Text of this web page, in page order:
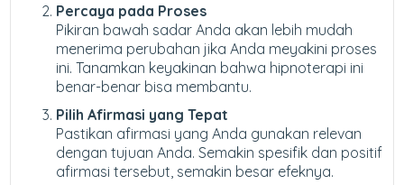
Percaya pada Proses
Pikiran bawah sadar Anda akan lebih mudah
menerima perubahan jika Anda meyakini proses
ini. Tanamkan keyakinan bahwa hipnoterapi ini
benar-benar bisa membantu.
Pilih Afirmasi yang Tepat
Pastikan afirmasi yang Anda gunakan relevan
dengan tujuan Anda. Semakin spesifik dan positif
afirmasi tersebut, semakin besar efeknya.